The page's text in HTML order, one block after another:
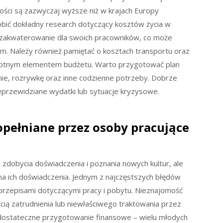
są zazwyczaj wyższe niż w krajach Europy
dokładny research dotyczący kosztów życia w
dla swoich pracowników, co może
Należy również pamiętać o kosztach transportu oraz
elementem budżetu. Warto przygotować plan
rozrywkę oraz inne codzienne potrzeby. Dobrze
wydatki lub sytuacje kryzysowe.
przez osoby pracujące
doświadczenia i poznania nowych kultur, ale
ich doświadczenia. Jednym z najczęstszych błędów
dotyczącymi pracy i pobytu. Nieznajomość
zatrudnienia lub niewłaściwego traktowania przez
przygotowanie finansowe – wielu młodych